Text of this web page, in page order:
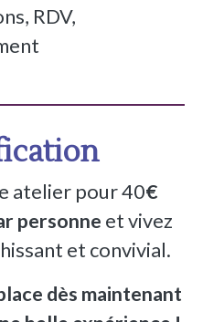
RDV,
atelier pour 40€
personne et vivez
et convivial.
dès maintenant